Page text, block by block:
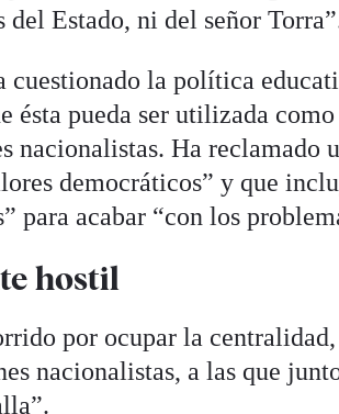
del Estado, ni del señor
cuestionado la política
ésta pueda ser utilizada
nacionalistas. Ha reclamado
democráticos” y que
para acabar “con los
hostil
por ocupar la
nacionalistas, a las que